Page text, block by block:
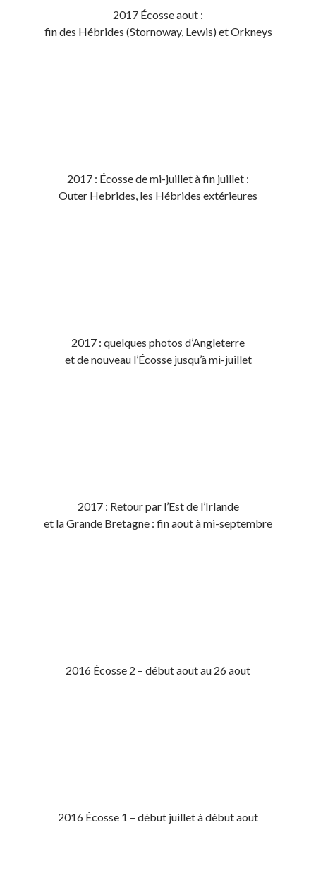
2017 Écosse aout :
fin des Hébrides (Stornoway, Lewis) et Orkneys
2017 : Écosse de mi-juillet à fin juillet :
Outer Hebrides, les Hébrides extérieures
2017 : quelques photos d’Angleterre
et de nouveau l’Écosse jusqu’à mi-juillet
2017 : Retour par l’Est de l’Irlande
et la Grande Bretagne : fin aout à mi-septembre
2016 Écosse 2 – début aout au 26 aout
2016 Écosse 1 – début juillet à début aout